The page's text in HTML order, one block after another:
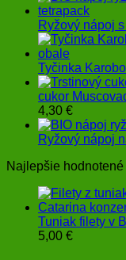
Ryžový nápoj
Tyčinka
cukor
4,30 €Price
range:
2,25 €
4,30 €
Ryžový nápoj
Najlepšie hodnotené
Tuniak filety v
5,00 €